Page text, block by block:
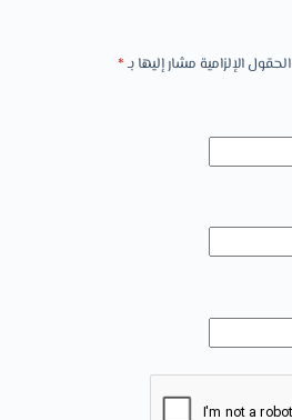
الحقول الإلزامية مشار إليها بـ*